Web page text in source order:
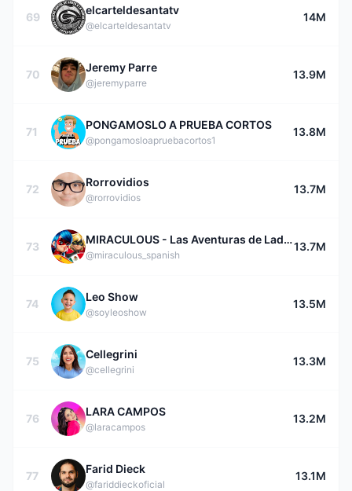
69
elcarteldesantatv
@elcarteldesantatv
14M
70
Jeremy Parre
@jeremyparre
13.9M
71
PONGAMOSLO A PRUEBA CORTOS
@pongamosloapruebacortos1
13.8M
72
Rorrovidios
@rorrovidios
13.7M
73
MIRACULOUS - Las Aventuras de Ladybug
@miraculous_spanish
13.7M
74
Leo Show
@soyleoshow
13.5M
75
Cellegrini
@cellegrini
13.3M
76
LARA CAMPOS
@laracampos
13.2M
77
Farid Dieck
@fariddieckoficial
13.1M